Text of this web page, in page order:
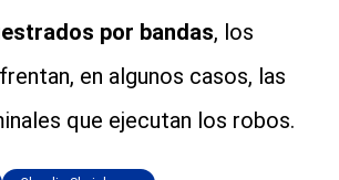
por bandas, los
en algunos casos, las
que ejecutan los robos.